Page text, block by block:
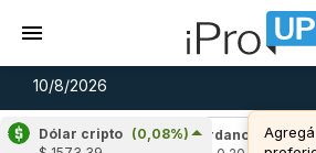
10/8/2026
Dólar cripto (0,08%)
Cardano
(-0,82%)